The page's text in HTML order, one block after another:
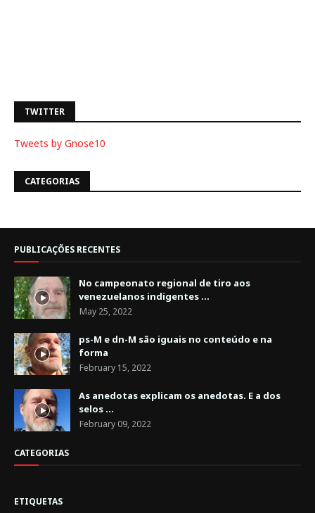
TWITTER
Tweets by Gnose10
CATEGORIAS
PUBLICAÇÕES RECENTES
No campeonato regional de tiro aos
venezuelanos indigentes ...
May 25, 2022
ps-M e dn-M são iguais no conteúdo e na
forma
February 15, 2022
As anedotas explicam os anedotas. E a dos
selos ...
February 09, 2022
CATEGORIAS
ETIQUETAS